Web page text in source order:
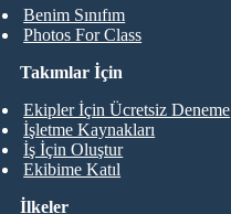
Benim Sınıfım
Photos For Class
Takımlar İçin
Ekipler İçin Ücretsiz Deneme
İşletme Kaynakları
İş İçin Oluştur
Ekibime Katıl
İlkeler